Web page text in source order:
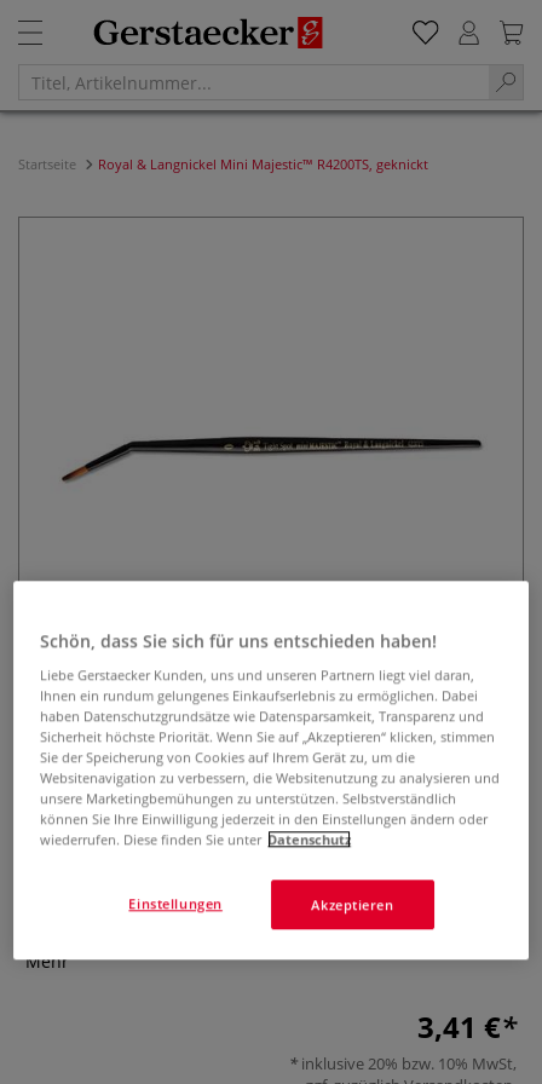
Startseite Royal & Langnickel Mini Majestic™ R4200TS, geknickt
Royal & Langnickel Mini
Majestic™ R4200TS, geknickt
0 Bewertungen
Royal & Langnickel Mini Majestic™ Pinsel sind ideal geeignet
für Detailarbeiten mit Acryl- und Aquarellfarben.
Ultrakurzer, schwarzer Holzstiel mit samtiger Haptik.
Mehr
3,41 €
inklusive 20% bzw. 10% MwSt,
Schön, dass Sie sich für uns entschieden haben!
Liebe Gerstaecker Kunden, uns und unseren Partnern liegt viel daran,
Ihnen ein rundum gelungenes Einkaufserlebnis zu ermöglichen. Dabei
haben Datenschutzgrundsätze wie Datensparsamkeit, Transparenz und
Sicherheit höchste Priorität. Wenn Sie auf „Akzeptieren“ klicken, stimmen
Sie der Speicherung von Cookies auf Ihrem Gerät zu, um die
Websitenavigation zu verbessern, die Websitenutzung zu analysieren und
unsere Marketingbemühungen zu unterstützen. Selbstverständlich
können Sie Ihre Einwilligung jederzeit in den Einstellungen ändern oder
wiederrufen. Diese finden Sie unter Datenschutz
Akzeptieren
Einstellungen